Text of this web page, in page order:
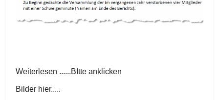
Weiterlesen ......BItte anklicken
Bilder hier.....